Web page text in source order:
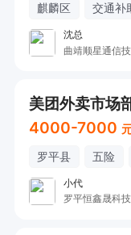
麒麟区 交通补
沈总
曲靖顺星通信
4000-7000
罗平县 五险
小代
罗平恒鑫晟科